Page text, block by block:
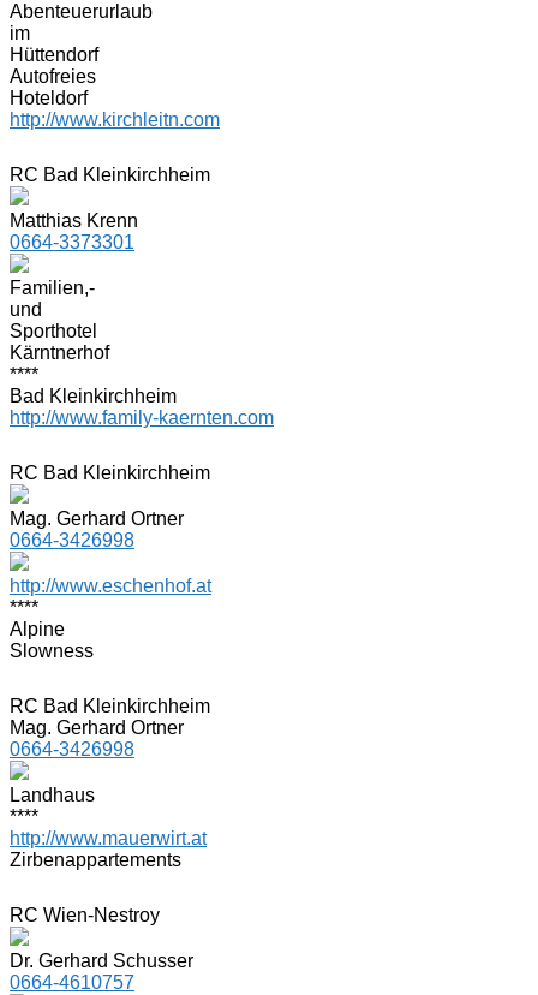
Abenteuerurlaub
im
Hüttendorf
Autofreies
Hoteldorf
http://www.kirchleitn.com
RC Bad Kleinkirchheim
Matthias Krenn
0664-3373301
Familien,-
und
Sporthotel
Kärntnerhof
****
Bad Kleinkirchheim
http://www.family-kaernten.com
RC Bad Kleinkirchheim
Mag. Gerhard Ortner
0664-3426998
http://www.eschenhof.at
****
Alpine
Slowness
RC Bad Kleinkirchheim
Mag. Gerhard Ortner
0664-3426998
Landhaus
****
http://www.mauerwirt.at
Zirbenappartements
RC Wien-Nestroy
Dr. Gerhard Schusser
0664-4610757